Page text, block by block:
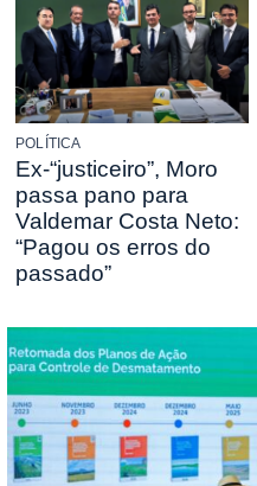
POLÍTICA
Ex-“justiceiro”, Moro
passa pano para
Valdemar Costa Neto:
“Pagou os erros do
passado”